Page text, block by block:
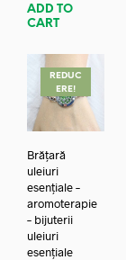
ADD TO
CART
REDUC
ERE!
Brățară
uleiuri
esențiale –
aromoterapie
– bijuterii
uleiuri
esențiale